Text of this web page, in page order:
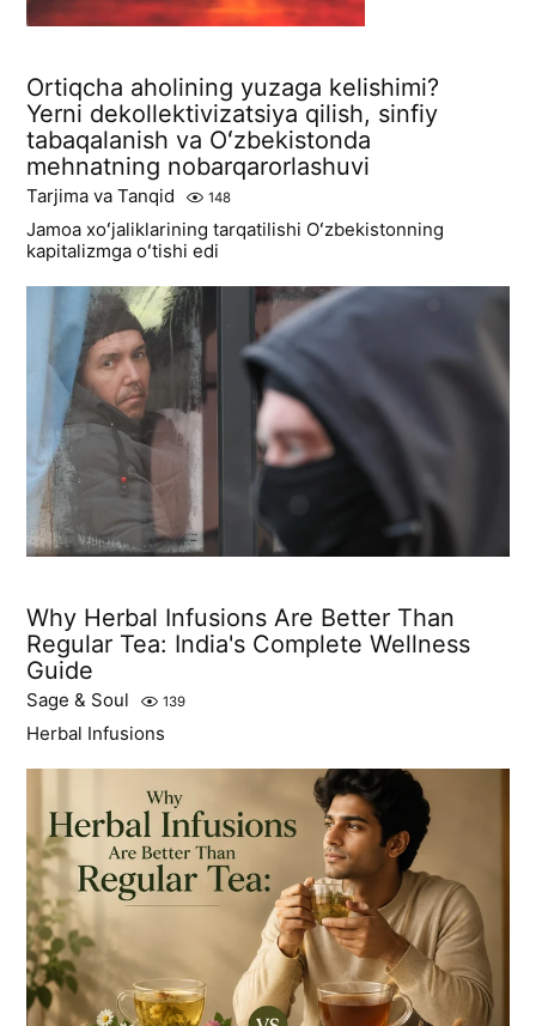
Ortiqcha aholining yuzaga kelishimi?
Yerni dekollektivizatsiya qilish, sinfiy
tabaqalanish va Oʻzbekistonda
mehnatning nobarqarorlashuvi
Tarjima va Tanqid 148
Jamoa xoʻjaliklarining tarqatilishi Oʻzbekistonning
kapitalizmga oʻtishi edi
Why Herbal Infusions Are Better Than
Regular Tea: India's Complete Wellness
Guide
Sage & Soul 139
Herbal Infusions